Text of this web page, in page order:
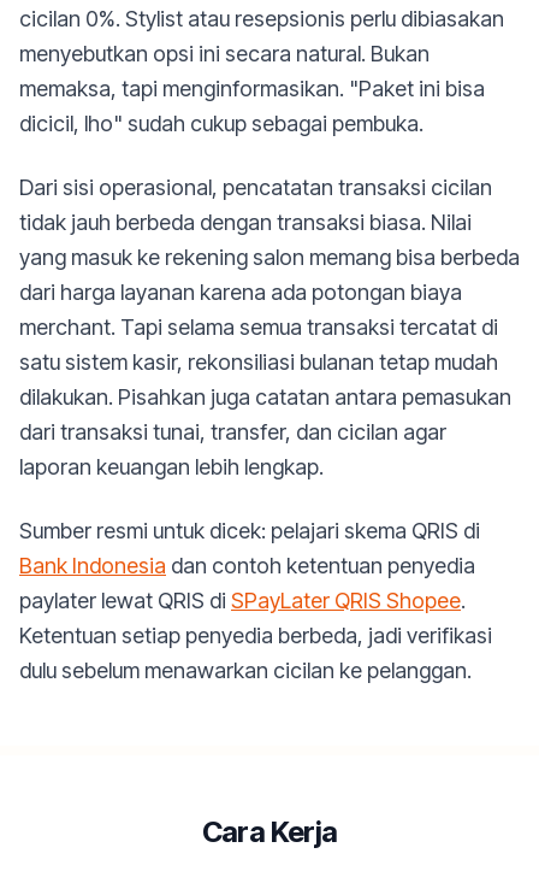
cicilan 0%. Stylist atau resepsionis perlu dibiasakan
menyebutkan opsi ini secara natural. Bukan
memaksa, tapi menginformasikan. "Paket ini bisa
dicicil, lho" sudah cukup sebagai pembuka.
Dari sisi operasional, pencatatan transaksi cicilan
tidak jauh berbeda dengan transaksi biasa. Nilai
yang masuk ke rekening salon memang bisa berbeda
dari harga layanan karena ada potongan biaya
merchant. Tapi selama semua transaksi tercatat di
satu sistem kasir, rekonsiliasi bulanan tetap mudah
dilakukan. Pisahkan juga catatan antara pemasukan
dari transaksi tunai, transfer, dan cicilan agar
laporan keuangan lebih lengkap.
Sumber resmi untuk dicek: pelajari skema QRIS di
Bank Indonesia dan contoh ketentuan penyedia
paylater lewat QRIS di SPayLater QRIS Shopee.
Ketentuan setiap penyedia berbeda, jadi verifikasi
dulu sebelum menawarkan cicilan ke pelanggan.
Cara Kerja